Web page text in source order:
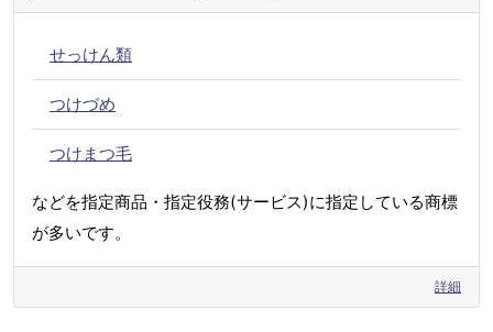
せっけん類
つけづめ
つけまつ毛
などを指定商品・指定役務(サービス)に指定している商標
が多いです。
詳細